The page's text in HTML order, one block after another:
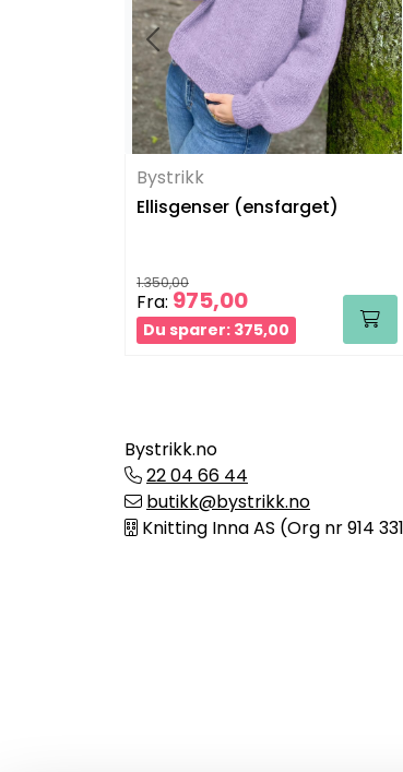
Bystrikk
Ellisgenser (ensfarget)
1.350,00
Fra: 975,00
Du sparer: 375,00
Bystrikk.no
22 04 66 44
butikk@bystrikk.no
Knitting Inna AS (Org nr 914